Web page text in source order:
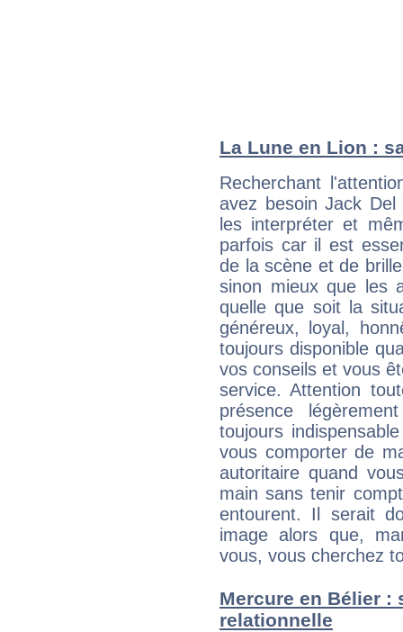
La Lune en Lion :
Recherchant
avez besoin Jack
les interpréter et
parfois car il est
de la scène et de
sinon mieux que les
quelle que soit la
généreux, loyal,
toujours disponible
vos conseils et vous
service. Attention
présence
toujours
vous comporter de
autoritaire quand
main sans tenir
entourent. Il serait
image alors que,
vous, vous cherchez
Mercure en Bélier :
relationnelle